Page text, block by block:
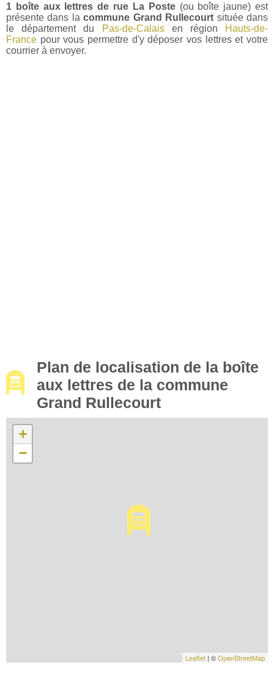
1 boîte aux lettres de rue La Poste(ou boîte jaune) est
présente dans lacommune Grand Rullecourt située dans
le département du
Pas-de-Calaisen région
Hauts-de-
France pour vous permettre d'y déposer vos lettres et votre
courrier à envoyer.
Plan de localisation de la boîte
aux lettres de la commune
Grand Rullecourt
+
−
Leaflet | ©OpenStreetMap